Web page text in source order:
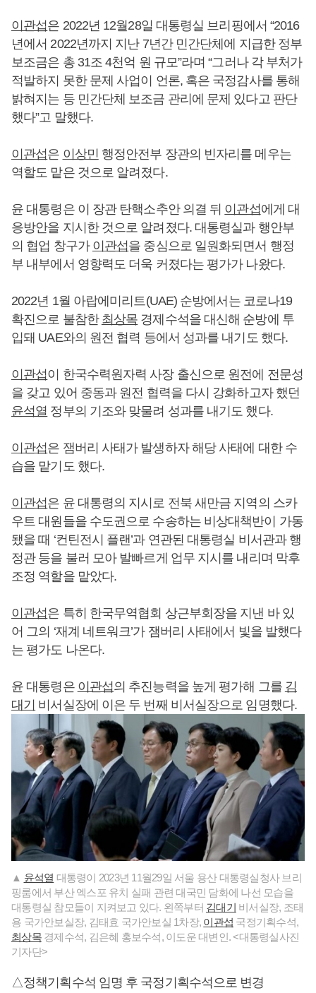
이관섭은 2022년 12월28일 대통령실 브리핑에서 “2016
년에서 2022년까지 지난 7년간 민간단체에 지급한 정부
보조금은 총 31조 4천억 원 규모”라며 “그러나 각 부처가
적발하지 못한 문제 사업이 언론, 혹은 국정감사를 통해
밝혀지는 등 민간단체 보조금 관리에 문제 있다고 판단
했다”고 말했다.
이관섭은 이상민 행정안전부 장관의 빈자리를 메우는
역할도 맡은 것으로 알려졌다.
윤 대통령은 이 장관 탄핵소추안 의결 뒤 이관섭에게 대
응방안을 지시한 것으로 알려졌다. 대통령실과 행안부
의 협업 창구가 이관섭을 중심으로 일원화되면서 행정
부 내부에서 영향력도 더욱 커졌다는 평가가 나왔다.
2022년 1월 아랍에미리트(UAE) 순방에서는 코로나19
확진으로 불참한 최상목 경제수석을 대신해 순방에 투
입돼 UAE와의 원전 협력 등에서 성과를 내기도 했다.
이관섭이 한국수력원자력 사장 출신으로 원전에 전문성
을 갖고 있어 중동과 원전 협력을 다시 강화하고자 했던
윤석열 정부의 기조와 맞물려 성과를 내기도 했다.
이관섭은 잼버리 사태가 발생하자 해당 사태에 대한 수
습을 맡기도 했다.
이관섭은 윤 대통령의 지시로 전북 새만금 지역의 스카
우트 대원들을 수도권으로 수송하는 비상대책반이 가동
됐을 때 ‘컨틴전시 플랜’과 연관된 대통령실 비서관과 행
정관 등을 불러 모아 발빠르게 업무 지시를 내리며 막후
조정 역할을 맡았다.
이관섭은 특히 한국무역협회 상근부회장을 지낸 바 있
어 그의 ‘재계 네트워크’가 잼버리 사태에서 빛을 발했다
는 평가도 나온다.
윤 대통령은 이관섭의 추진능력을 높게 평가해 그를 김
대기 비서실장에 이은 두 번째 비서실장으로 임명했다.
▲ 윤석열 대통령이 2023년 11월29일 서울 용산 대통령실청사 브리
핑룸에서 부산 엑스포 유치 실패 관련 대국민 담화에 나선 모습을
대통령실 참모들이 지켜보고 있다. 왼쪽부터 김대기 비서실장, 조태
용 국가안보실장, 김태효 국가안보실 1차장, 이관섭 국정기획수석,
최상목경제수석, 김은혜 홍보수석, 이도운 대변인. <대통령실사진
기자단>
△정책기획수석 임명 후 국정기획수석으로 변경